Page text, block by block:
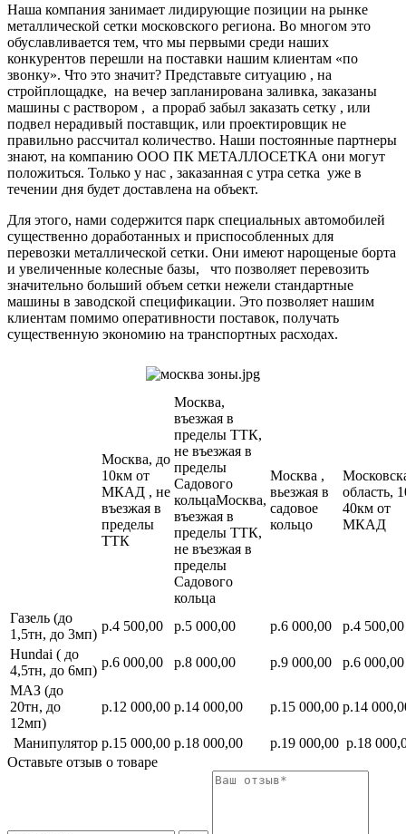
Наша компания занимает лидирующие позиции на рынке
металлической сетки московского региона. Во многом это
обуславливается тем, что мы первыми среди наших
конкурентов перешли на поставки нашим клиентам «по
звонку». Что это значит? Представьте ситуацию , на
стройплощадке, на вечер запланирована заливка, заказаны
машины с раствором , а прораб забыл заказать сетку , или
подвел нерадивый поставщик, или проектировщик не
правильно рассчитал количество. Наши постоянные партнеры
знают, на компанию ООО ПК МЕТАЛЛОСЕТКА они могут
положиться. Только у нас , заказанная с утра сетка уже в
течении дня будет доставлена на объект.
Для этого, нами содержится парк специальных автомобилей
существенно доработанных и приспособленных для
перевозки металлической сетки. Они имеют нарощеные борта
и увеличенные колесные базы, что позволяет перевозить
значительно больший объем сетки нежели стандартные
машины в заводской спецификации. Это позволяет нашим
клиентам помимо оперативности поставок, получать
существенную экономию на транспортных расходах.
Москва, до
10км от
МКАД , не
въезжая в
пределы
ТТК
Москва,
въезжая в
пределы ТТК,
не въезжая в
пределы
Садового
кольцаМосква,
въезжая в
пределы ТТК,
не въезжая в
пределы
Садового
кольца
Москва ,
вьезжая в
садовое
кольцо
область,
40км от
МКАД
Газель (до
1,5тн, до 3мп)
р.4 500,00 р.5 000,00 р.6 000,00
р.4 500,00
Hundai ( до
4,5тн, до 6мп)
р.6 000,00 р.8 000,00 р.9 000,00
р.6 000,00
МАЗ (до
20тн, до
12мп)
р.12 000,00 р.14 000,00 р.15 000,00 р.14
Манипулятор р.15 000,00 р.18 000,00 р.19 000,00 р.18
Оставьте отзыв о товаре